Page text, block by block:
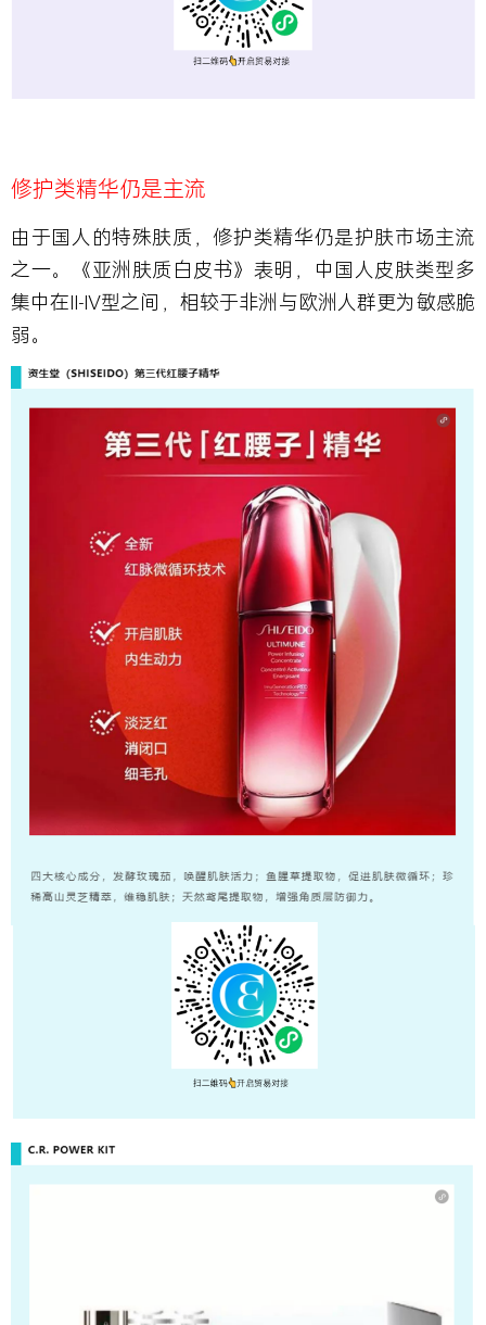
修护类精华仍是主流
由于国人的特殊肤质，修护类精华仍是护肤市场主流
之一。《亚洲肤质白皮书》表明，中国人皮肤类型多
集中在Ⅱ-Ⅳ型之间，相较于非洲与欧洲人群更为敏感脆
弱。